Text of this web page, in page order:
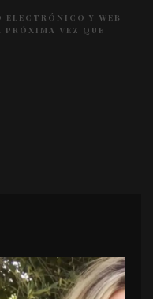
ELECTRÓNICO Y WEB
PRÓXIMA VEZ QUE